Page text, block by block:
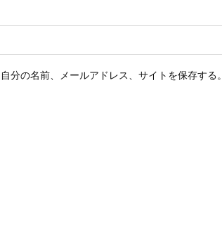
分の名前、メールアドレス、サイトを保存する。